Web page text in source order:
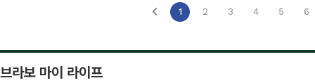
1 2 3 4 5 6
브라보 마이 라이프